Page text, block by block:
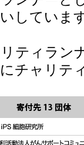
していま
ティラン
チャリテ